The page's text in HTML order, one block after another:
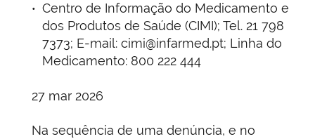
Centro de Informação do Medicamento e
dos Produtos de Saúde (CIMI); Tel. 21 798
7373; E-mail: cimi@infarmed.pt; Linha do
Medicamento: 800 222 444
27 mar 2026
Na sequência de uma denúncia, e no